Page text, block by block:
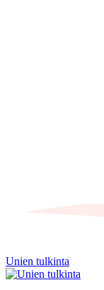
Unien tulkinta